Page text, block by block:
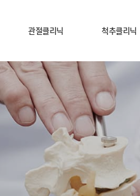
관절클리닉 척추클리닉